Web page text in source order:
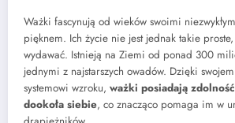
Ważki fascynują od wieków swoimi
pięknem. Ich życie nie jest jednak takie
wydawać. Istnieją na Ziemi od ponad 300
jednymi z najstarszych owadów. Dzięki
systemowi wzroku, ważki posiadają
dookoła siebie, co znacząco pomaga im w